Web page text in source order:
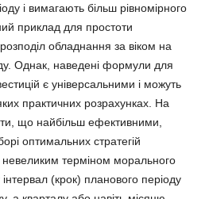
і вимагають більш рівномірного
приклад для простоти
обладнання за віком на
Однак, наведені формули для
є універсальними і можуть
практичних розрахунках. На
що найбільш ефективними,
оптимальних стратегій
терміном морального
(крок) планового періоду